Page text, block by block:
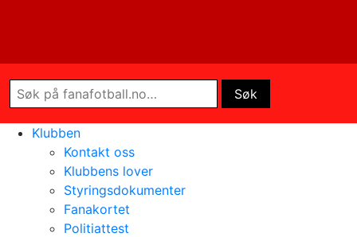
Klubben
Kontakt oss
Klubbens lover
Styringsdokumenter
Fanakortet
Politiattest